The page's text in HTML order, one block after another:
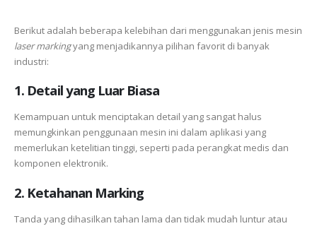
Berikut adalah beberapa kelebihan dari menggunakan jenis mesin
laser markingyang menjadikannya pilihan favorit di banyak
industri:
1. Detail yang Luar Biasa
Kemampuan untuk menciptakan detail yang sangat halus
memungkinkan penggunaan mesin ini dalam aplikasi yang
memerlukan ketelitian tinggi, seperti pada perangkat medis dan
komponen elektronik.
2. Ketahanan Marking
Tanda yang dihasilkan tahan lama dan tidak mudah luntur atau